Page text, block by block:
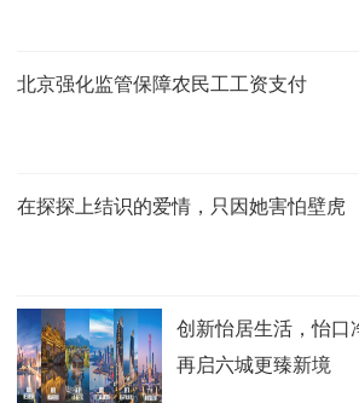
北京强化监管保障农民工工资支付
在探探上结识的爱情，只因她害怕壁虎
创新怡居生活，怡口
再启六城更臻新境